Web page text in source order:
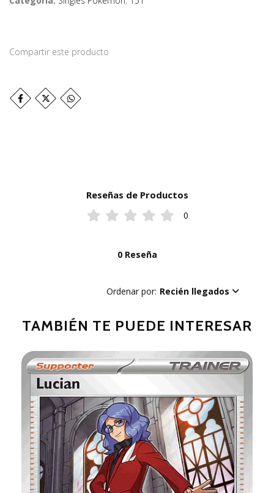
Compartir este producto
Reseñas de Productos
0
0 Reseña
Ordenar por: Recién llegados
TAMBIÉN TE PUEDE INTERESAR